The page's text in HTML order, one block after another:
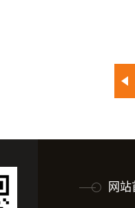
网站